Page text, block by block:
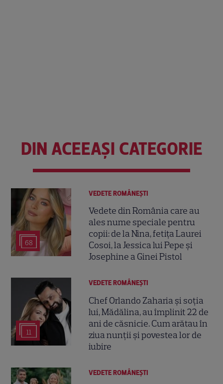
DIN ACEEAȘI CATEGORIE
68
VEDETE ROMÂNEŞTI
Vedete din România care au
ales nume speciale pentru
copii: de la Nina, fetița Laurei
Cosoi, la Jessica lui Pepe și
Josephine a Ginei Pistol
11
VEDETE ROMÂNEŞTI
Chef Orlando Zaharia și soția
lui, Mădălina, au împlinit 22 de
ani de căsnicie. Cum arătau în
ziua nunții și povestea lor de
iubire
VEDETE ROMÂNEŞTI